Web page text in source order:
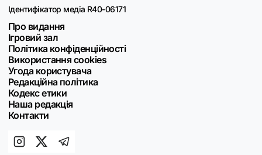
Ідентифікатор медіа R40-06171
Про видання
Ігровий зал
Політика конфіденційності
Використання cookies
Угода користувача
Редакційна політика
Кодекс етики
Наша редакція
Контакти